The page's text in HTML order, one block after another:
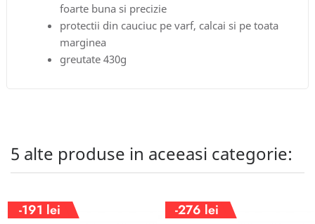
foarte buna si precizie
protectii din cauciuc pe varf, calcai si pe toata
marginea
greutate 430g
5 alte produse in aceeasi categorie:
-191 lei -276 lei